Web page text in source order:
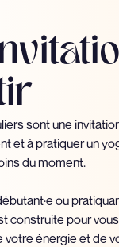
sont une
et à pratiquer un
du moment.
ou
construite pour
votre énergie et de